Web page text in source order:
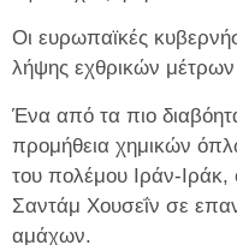
Οι ευρωπαϊκές
λήψης εχθρικών μέτρων
Ένα από τα πιο
προμήθεια χημικών
του πολέμου Ιράν-
Σαντάμ Χουσεΐν σε
αμάχων.